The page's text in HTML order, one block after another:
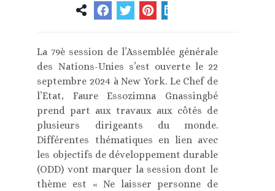
La 79è session de l’Assemblée générale
des Nations-Unies s’est ouverte le 22
septembre 2024 à New York. Le Chef de
l’Etat, Faure Essozimna Gnassingbé
prend part aux travaux aux côtés de
plusieurs dirigeants du monde.
Différentes thématiques en lien avec
les objectifs de développement durable
(ODD) vont marquer la session dont le
thème est « Ne laisser personne de